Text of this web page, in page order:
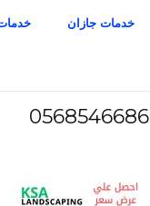
خدمات جازان
0568546686